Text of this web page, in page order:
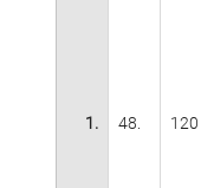
1. 48. 120